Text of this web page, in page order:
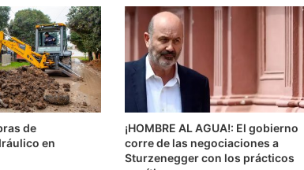
de
en
¡HOMBRE AL AGUA!: El gobierno
corre de las negociaciones a
Sturzenegger con los prácticos